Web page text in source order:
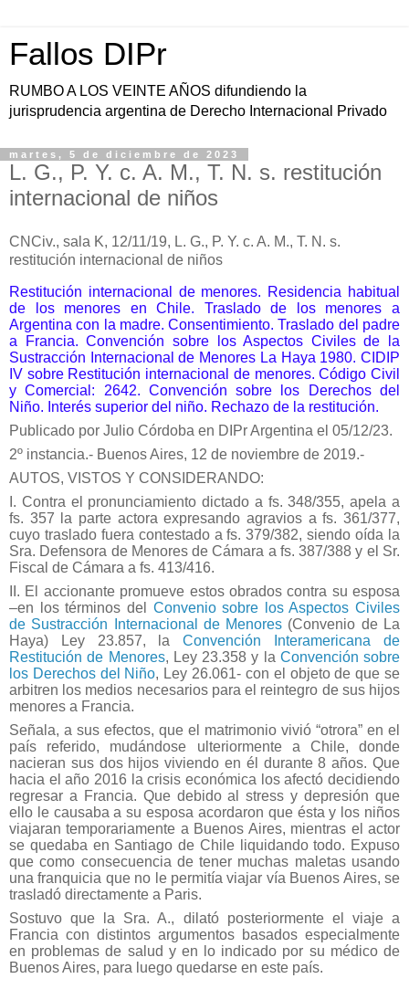
Fallos DIPr
RUMBO A LOS VEINTE AÑOS difundiendo la
jurisprudencia argentina de Derecho Internacional Privado
martes, 5 de diciembre de 2023
L. G., P. Y. c. A. M., T. N. s. restitución
internacional de niños
CNCiv., sala K, 12/11/19, L. G., P. Y. c. A. M., T. N. s.
restitución internacional de niños
Restitución internacional de menores. Residencia habitual
de los menores en Chile. Traslado de los menores a
Argentina con la madre. Consentimiento. Traslado del padre
a Francia. Convención sobre los Aspectos Civiles de la
Sustracción Internacional de Menores La Haya 1980. CIDIP
IV sobre Restitución internacional de menores. Código Civil
y Comercial: 2642. Convención sobre los Derechos del
Niño. Interés superior del niño. Rechazo de la restitución.
Publicado por Julio Córdoba en DIPr Argentina el 05/12/23.
2º instancia.- Buenos Aires, 12 de noviembre de 2019.-
AUTOS, VISTOS Y CONSIDERANDO:
I. Contra el pronunciamiento dictado a fs. 348/355, apela a
fs. 357 la parte actora expresando agravios a fs. 361/377,
cuyo traslado fuera contestado a fs. 379/382, siendo oída la
Sra. Defensora de Menores de Cámara a fs. 387/388 y el Sr.
Fiscal de Cámara a fs. 413/416.
II. El accionante promueve estos obrados contra su esposa
–en los términos del Convenio sobre los Aspectos Civiles
de Sustracción Internacional de Menores (Convenio de La
Haya) Ley 23.857, laConvención Interamericana de
Restitución de Menores, Ley 23.358 y la Convención sobre
los Derechos del Niño, Ley 26.061- con el objeto de que se
arbitren los medios necesarios para el reintegro de sus hijos
menores a Francia.
Señala, a sus efectos, que el matrimonio vivió “otrora” en el
país referido, mudándose ulteriormente a Chile, donde
nacieran sus dos hijos viviendo en él durante 8 años. Que
hacia el año 2016 la crisis económica los afectó decidiendo
regresar a Francia. Que debido al stress y depresión que
ello le causaba a su esposa acordaron que ésta y los niños
viajaran temporariamente a Buenos Aires, mientras el actor
se quedaba en Santiago de Chile liquidando todo. Expuso
que como consecuencia de tener muchas maletas usando
una franquicia que no le permitía viajar vía Buenos Aires, se
trasladó directamente a Paris.
Sostuvo que la Sra. A., dilató posteriormente el viaje a
Francia con distintos argumentos basados especialmente
en problemas de salud y en lo indicado por su médico de
Buenos Aires, para luego quedarse en este país.